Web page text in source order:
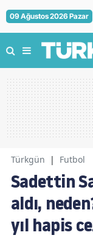
09 Ağustos 2026 Pazar
Türkgün | Futbol
Sadettin
aldı,
yıl hapis